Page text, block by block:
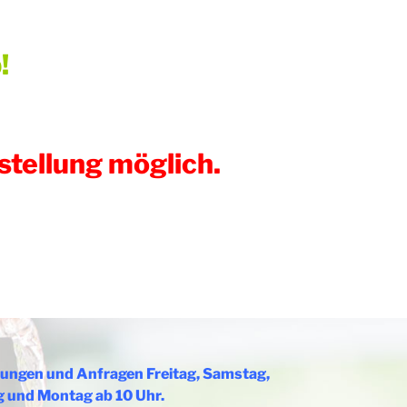
möglich.
und Anfragen Freitag, Samstag,
und Montag ab 10 Uhr.